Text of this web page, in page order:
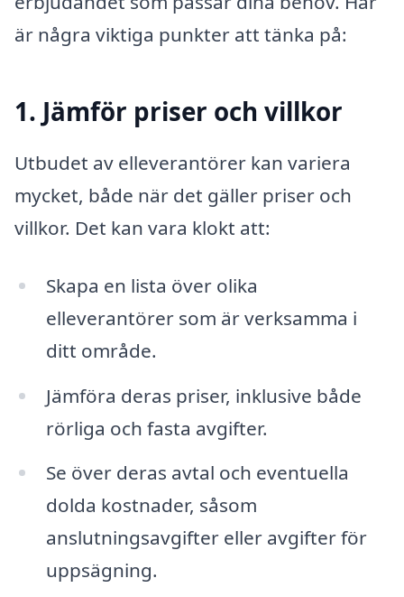
är några viktiga punkter att tänka på:
1. Jämför priser och villkor
Utbudet av elleverantörer kan variera
mycket, både när det gäller priser och
villkor. Det kan vara klokt att:
Skapa en lista över olika
elleverantörer som är verksamma i
ditt område.
Jämföra deras priser, inklusive både
rörliga och fasta avgifter.
Se över deras avtal och eventuella
dolda kostnader, såsom
anslutningsavgifter eller avgifter för
uppsägning.